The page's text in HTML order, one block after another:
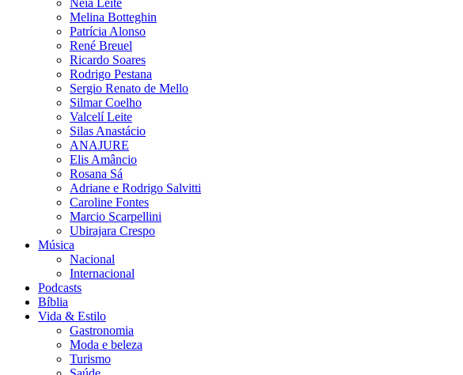
Néia Leite
Melina Botteghin
Patrícia Alonso
René Breuel
Ricardo Soares
Rodrigo Pestana
Sergio Renato de Mello
Silmar Coelho
Valcelí Leite
Silas Anastácio
ANAJURE
Elis Amâncio
Rosana Sá
Adriane e Rodrigo Salvitti
Caroline Fontes
Marcio Scarpellini
Ubirajara Crespo
Música
Nacional
Internacional
Podcasts
Bíblia
Vida & Estilo
Gastronomia
Moda e beleza
Turismo